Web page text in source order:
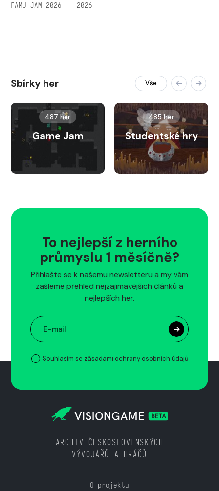
FAMU JAM 2026 — 2026
Sbírky her Vše
487 her
Game Jam
485 her
Studentské hry
To nejlepší z herního
průmyslu 1 měsíčně?
Přihlašte se k našemu newsletteru a my vám
zašleme přehled nejzajímavějších článků a
nejlepších her.
Souhlasím se zásadami ochrany osobních údajů
ARCHIV ČESKOSLOVENSKÝCH
VÝVOJÁŘŮ A HRÁČŮ
O projektu